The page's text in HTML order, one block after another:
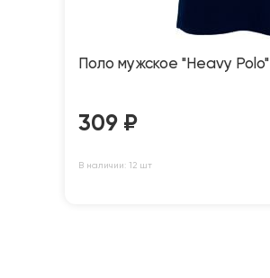
Поло мужское "Heavy Polo"
309 ₽
В наличии: 12 шт